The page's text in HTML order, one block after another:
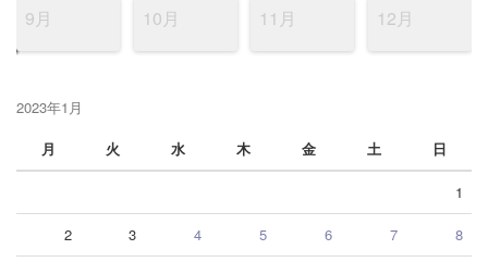
9月 10月 11月 12月
2023年1月
月
火 水 木 金 土 日
1
2 3 4 5 6 7 8